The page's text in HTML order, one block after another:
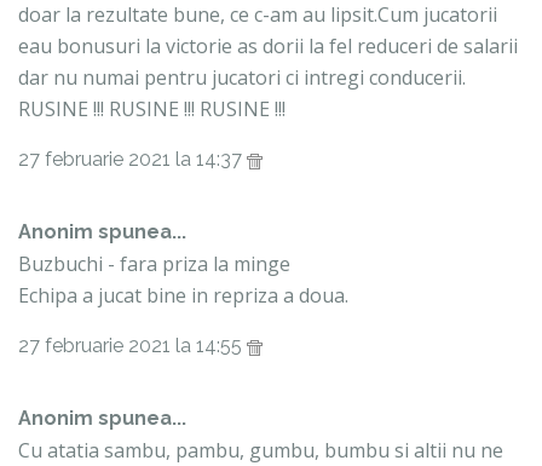
doar la rezultate bune, ce c-am au lipsit.Cum jucatorii
eau bonusuri la victorie as dorii la fel reduceri de salarii
dar nu numai pentru jucatori ci intregi conducerii.
RUSINE !!! RUSINE !!! RUSINE !!!
27 februarie 2021 la 14:37
Anonim spunea...
Buzbuchi - fara priza la minge
Echipa a jucat bine in repriza a doua.
27 februarie 2021 la 14:55
Anonim spunea...
Cu atatia sambu, pambu, gumbu, bumbu si altii nu ne